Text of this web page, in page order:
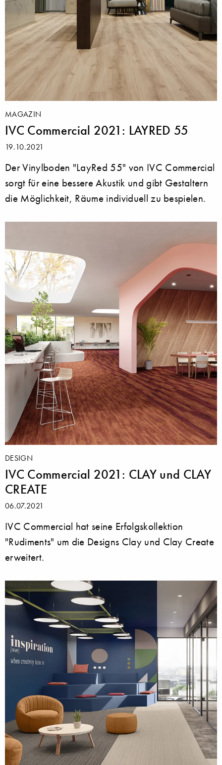
MAGAZIN
IVC Commercial 2021: LAYRED 55
19.10.2021
Der Vinylboden "LayRed 55" von IVC Commercial
sorgt für eine bessere Akustik und gibt Gestaltern
die Möglichkeit, Räume individuell zu bespielen.
DESIGN
IVC Commercial 2021: CLAY und CLAY
CREATE
06.07.2021
IVC Commercial hat seine Erfolgskollektion
"Rudiments" um die Designs Clay und Clay Create
erweitert.